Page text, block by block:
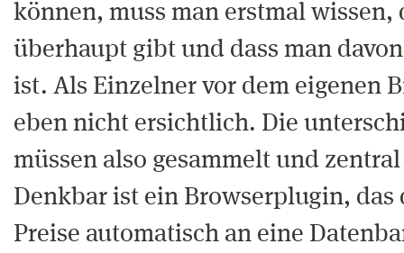
können, muss man erstmal wissen,
überhaupt gibt und dass man
ist. Als Einzelner vor dem eigenen
eben nicht ersichtlich. Die
müssen also gesammelt und
Denkbar ist ein Browserplugin, das
Preise automatisch an eine